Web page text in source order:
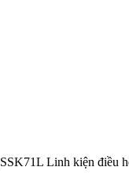
SSK71L Linh kiện điều